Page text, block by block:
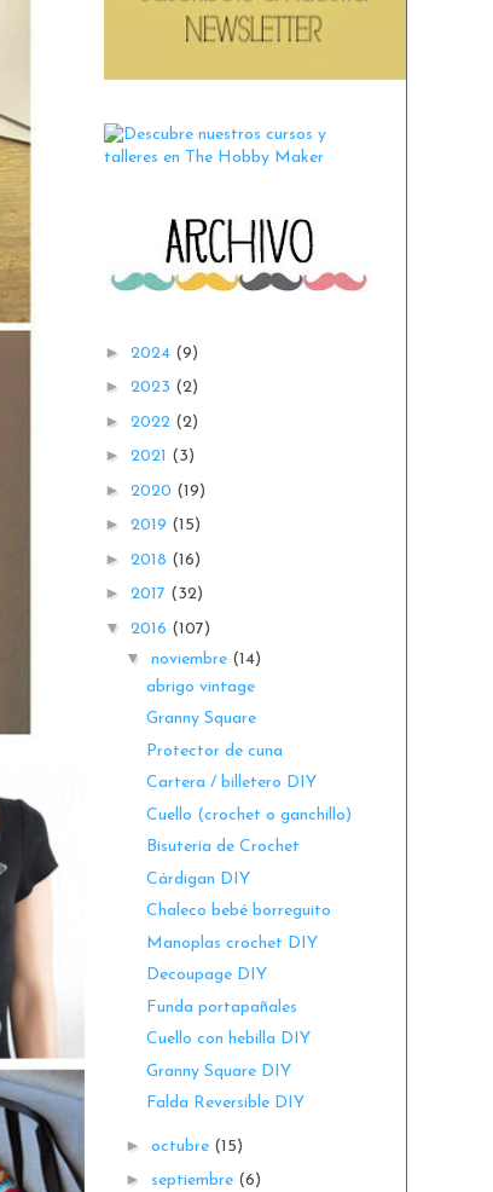
► 2024 (9)
► 2023 (2)
► 2022 (2)
► 2021 (3)
► 2020 (19)
► 2019 (15)
► 2018 (16)
► 2017 (32)
▼ 2016 (107)
▼ noviembre (14)
abrigo vintage
Granny Square
Protector de cuna
Cartera / billetero DIY
Cuello (crochet o ganchillo)
Bisutería de Crochet
Cárdigan DIY
Chaleco bebé borreguito
Manoplas crochet DIY
Decoupage DIY
Funda portapañales
Cuello con hebilla DIY
Granny Square DIY
Falda Reversible DIY
► octubre (15)
► septiembre (6)